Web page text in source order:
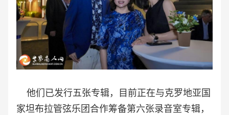
他们已发行五张专辑，目前正在与克罗地亚国
家坦布拉管弦乐团合作筹备第六张录音室专辑，